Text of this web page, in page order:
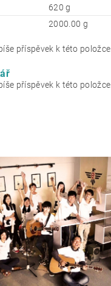
620 g
2000.00 g
příspěvek k této položce.
příspěvek k této položce.